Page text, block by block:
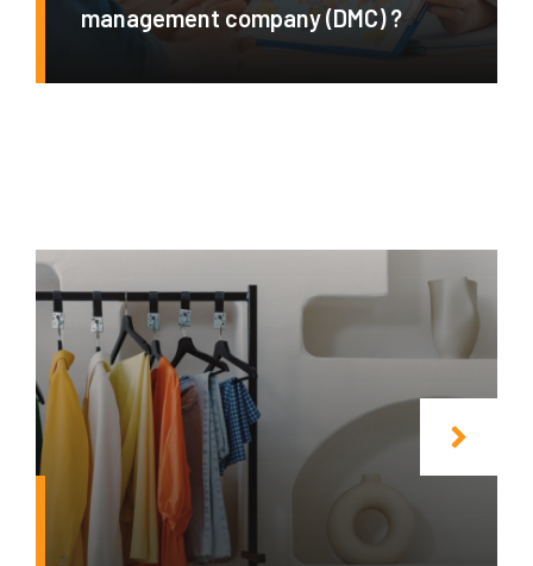
management company (DMC) ?